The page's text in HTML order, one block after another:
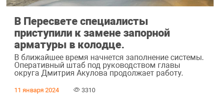
В Пересвете специалисты
приступили к замене запорной
арматуры в колодце.
В ближайшее время начнется заполнение системы.
Оперативный штаб под руководством главы
округа Дмитрия Акулова продолжает работу.
11 января 2024 3310